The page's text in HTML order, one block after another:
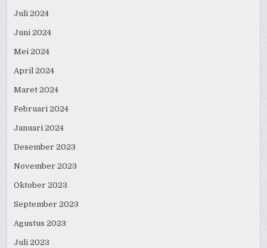
Juli 2024
Juni 2024
Mei 2024
April 2024
Maret 2024
Februari 2024
Januari 2024
Desember 2023
November 2023
Oktober 2023
September 2023
Agustus 2023
Juli 2023